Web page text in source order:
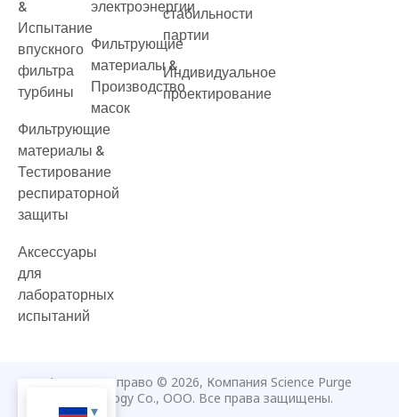
&
Испытание
впускного
фильтра
турбины
Фильтрующие
материалы &
Тестирование
респираторной
защиты
Аксессуары
для
лабораторных
испытаний
электроэнергии
Фильтрующие
материалы &
Производство
масок
стабильности
партии
Индивидуальное
проектирование
Авторское право © 2026, Компания Science Purge
Technology Co., ООО. Все права защищены.